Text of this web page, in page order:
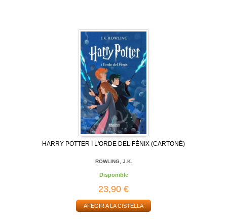
HARRY POTTER I L'ORDE DEL FÈNIX (CARTONÉ)
ROWLING, J.K.
Disponible
23,90 €
AFEGIR A LA CISTELLA